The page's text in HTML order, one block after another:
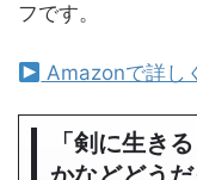
フです。
Amazonで詳し
「剣に生き